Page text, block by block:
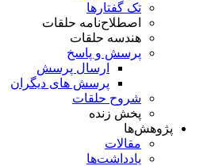
تک گفتارها
اصطلاح‌نامه حلقات
هندسه حلقات
پرسش و پاسخ
ارسال پرسش
پرسش های دیگران
شروح حلقات
پخش زنده
پژوهش‌ها
مقالات
یادداشت‌ها